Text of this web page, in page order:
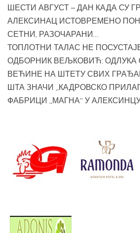
ШЕСТИ АВГУСТ – ДАН КАДА СУ
АЛЕКСИНАЦ ИСТОВРЕМЕНО
СЕТНИ, РАЗОЧАРАНИ…
ТОПЛОТНИ ТАЛАС НЕ
ОДБОРНИК ВЕЉКОВИЋ: ОДЛУКА
ВЕЋИНЕ НА ШТЕТУ СВИХ
ШТА ЗНАЧИ „КАДРОВСКО
ФАБРИЦИ „МАГНА“ У